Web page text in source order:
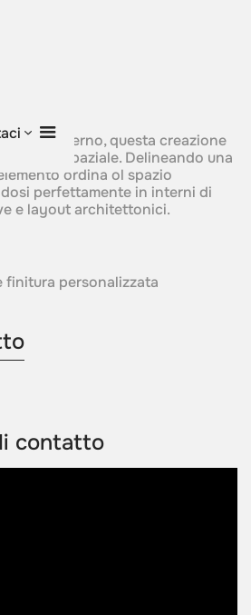
fulcro interno, questa creazione
rigore spaziale. Delineando una
ordina ol spazio
perfettamente in interni di
e layout architettonici.
finitura personalizzata
contatto